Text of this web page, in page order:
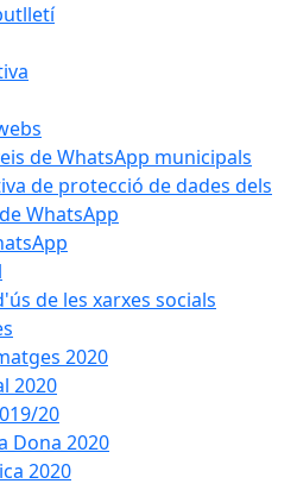
de WhatsApp municipals
de protecció de dades dels
WhatsApp
de les xarxes socials
2020
2020
20
Dona 2020
2020